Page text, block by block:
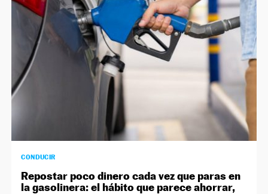
CONDUCIR
Repostar poco dinero cada vez que paras en
la gasolinera: el hábito que parece ahorrar,